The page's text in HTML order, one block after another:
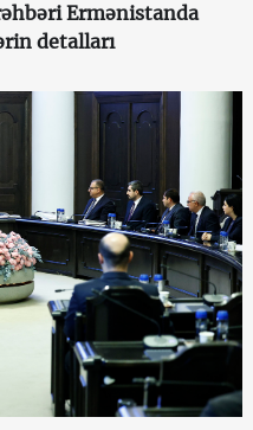
Ermənistanda
detalları